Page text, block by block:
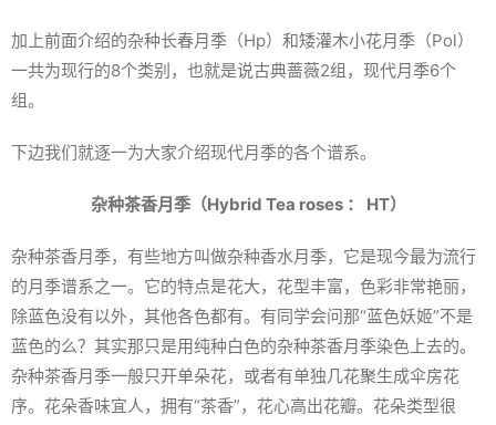
加上前面介绍的杂种长春月季（Hp）和矮灌木小花月季（Pol）
一共为现行的8个类别，也就是说古典蔷薇2组，现代月季6个
组。
下边我们就逐一为大家介绍现代月季的各个谱系。
杂种茶香月季（Hybrid Tea roses ： HT）
杂种茶香月季，有些地方叫做杂种香水月季，它是现今最为流行
的月季谱系之一。它的特点是花大，花型丰富，色彩非常艳丽，
除蓝色没有以外，其他各色都有。有同学会问那“蓝色妖姬”不是
蓝色的么？其实那只是用纯种白色的杂种茶香月季染色上去的。
杂种茶香月季一般只开单朵花，或者有单独几花聚生成伞房花
序。花朵香味宜人，拥有“茶香”，花心高出花瓣。花朵类型很